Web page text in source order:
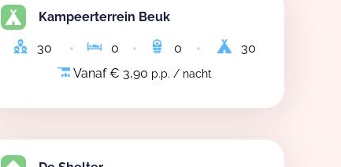
Kampeerterrein Beuk
30 0 0
30
Vanaf € 3,90 p.p. / nacht